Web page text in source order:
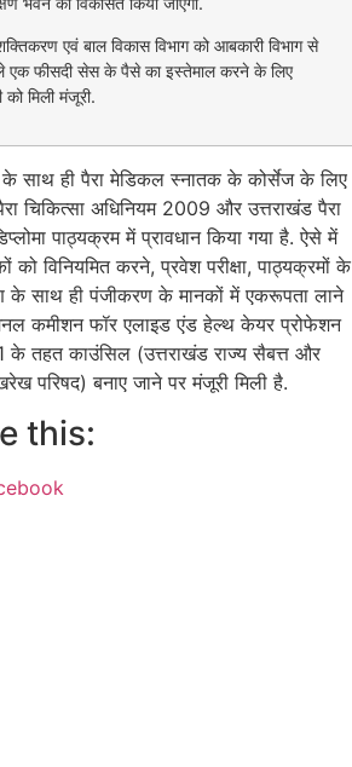
एवं बाल विकास विभाग को आबकारी विभाग से
एक फीसदी सेस के पैसे का इस्तेमाल करने के लिए
को मिली मंजूरी.
साथ ही पैरा मेडिकल स्नातक के कोर्सेज के लिए
चिकित्सा अधिनियम 2009 और उत्तराखंड पैरा
पाठ्यक्रम में प्रावधान किया गया है. ऐसे में
को विनियमित करने, प्रवेश परीक्षा, पाठ्यक्रमों के
के साथ ही पंजीकरण के मानकों में एकरूपता लाने
कमीशन फॉर एलाइड एंड हेल्थ केयर प्रोफेशन
के तहत काउंसिल (उत्तराखंड राज्य सैबत्त और
परिषद) बनाए जाने पर मंजूरी मिली है.
this: